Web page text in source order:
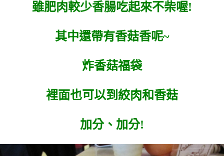
雖肥肉較少香腸吃起來不柴喔!
其中還帶有香菇香呢~
炸香菇福袋
裡面也可以到絞肉和香菇
加分、加分!